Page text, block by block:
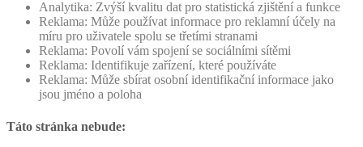
Analytika: Zvýší kvalitu dat pro statistická zjištění a funkce
Reklama: Může používat informace pro reklamní účely na
míru pro uživatele spolu se třetími stranami
Reklama: Povolí vám spojení se sociálními sítěmi
Reklama: Identifikuje zařízení, které používáte
Reklama: Může sbírat osobní identifikační informace jako
jsou jméno a poloha
Táto stránka nebude: